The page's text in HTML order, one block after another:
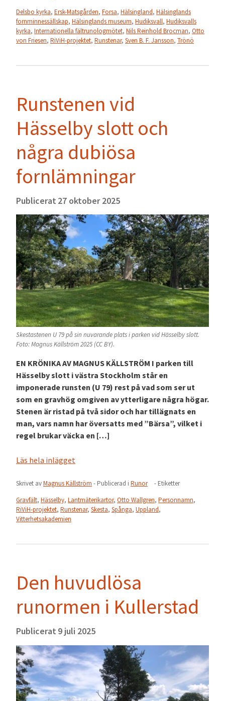
Delsbo kyrka, Ersk-Matsgården, Forsa, Hälsingland, Hälsinglands
fornminnessällskap, Hälsinglands museum, Hudiksvall, Hudiksvalls
kyrka, Internationella fältrunologmötet, Nils Reinhold Brocman, Otto
von Friesen, RiViH-projektet, Runstenar, Sven B. F. Jansson, Trönö
Runstenen vid
Hässelby slott och
några dubiösa
fornlämningar
Publicerat 27 oktober 2025
Skestastenen U 79 på sin nuvarande plats i parken vid Hässelby slott.
Foto: Magnus Källström 2025 (CC BY).
EN KRÖNIKA AV MAGNUS KÄLLSTRÖM I parken till
Hässelby slott i västra Stockholm står en
imponerade runsten (U 79) rest på vad som ser ut
som en gravhög omgiven av ytterligare några högar.
Stenen är ristad på två sidor och har tillägnats en
man, vars namn har översatts med ”Bärsa”, vilket i
regel brukar väcka en […]
Läs hela inlägget
Skrivet avMagnus Källström - Publicerad i Runor
- Etiketter
Gravfält, Hässelby, Lantmäterikartor, Otto Wallgren, Personnamn,
RiViH-projektet, Runstenar, Skesta, Spånga, Uppland,
Vitterhetsakademien
Den huvudlösa
runormen i Kullerstad
Publicerat 9 juli 2025